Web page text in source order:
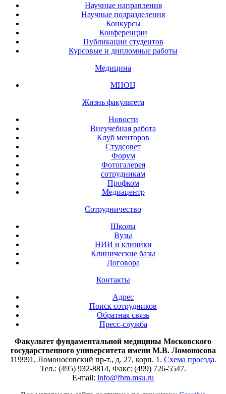
Научные направления
Научные подразделения
Конкурсы
Конференции
Публикации студентов
Курсовые и дипломные работы
Медицина
МНОЦ
Жизнь факультета
Новости
Внеучебная работа
Клуб менторов
Студсовет
Форум
Фотогалерея
сотрудникам
Профком
Медиацентр
Сотрудничество
Школы
Вузы
НИИ и клиники
Клинические базы
Договора
Контакты
Адрес
Поиск сотрудников
Обратная связь
Пресс-служба
Факультет фундаментальной медицины Московского
государственного университета имени М.В. Ломоносова
119991, Ломоносовский пр-т., д. 27, корп. 1. Схема проезда.
Тел.: (495) 932-8814, Факс: (499) 726-5547.
E-mail: info@fbm.msu.ru